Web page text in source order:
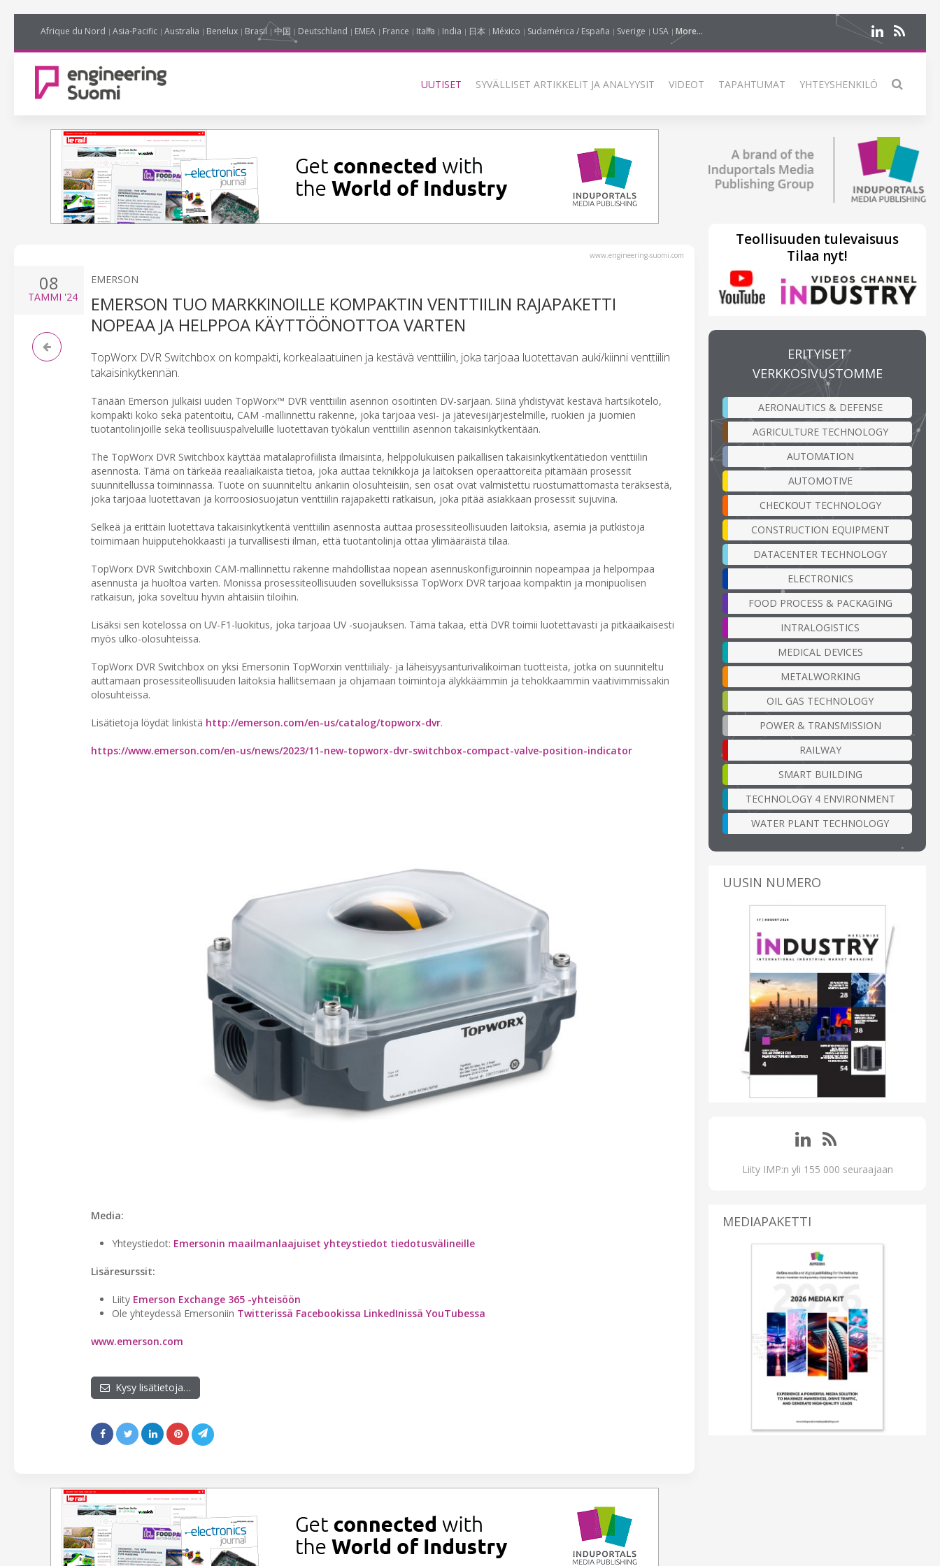
Afrique du Nord Asia-Pacific Australia Benelux Brasil 中国 Deutschland EMEA France Italia India 日本 México Sudamérica / España Sverige USA More...
UUTISET SYVÄLLISET ARTIKKELIT JA ANALYYSIT VIDEOT TAPAHTUMAT YHTEYSHENKILÖ
www.engineering-suomi.com
08
TAMMI '24
EMERSON
EMERSON TUO MARKKINOILLE KOMPAKTIN VENTTIILIN RAJAPAKETTI
NOPEAA JA HELPPOA KÄYTTÖÖNOTTOA VARTEN
TopWorx DVR Switchbox on kompakti, korkealaatuinen ja kestävä venttiilin, joka tarjoaa luotettavan auki/kiinni venttiilin
takaisinkytkennän.
Tänään Emerson julkaisi uuden TopWorx™ DVR venttiilin asennon osoitinten DV-sarjaan. Siinä yhdistyvät kestävä hartsikotelo,
kompakti koko sekä patentoitu, CAM -mallinnettu rakenne, joka tarjoaa vesi- ja jätevesijärjestelmille, ruokien ja juomien
tuotantolinjoille sekä teollisuuspalveluille luotettavan työkalun venttiilin asennon takaisinkytkentään.
The TopWorx DVR Switchbox käyttää matalaprofiilista ilmaisinta, helppolukuisen paikallisen takaisinkytkentätiedon venttiilin
asennosta. Tämä on tärkeää reaaliaikaista tietoa, joka auttaa teknikkoja ja laitoksen operaattoreita pitämään prosessit
suunnitellussa toiminnassa. Tuote on suunniteltu ankariin olosuhteisiin, sen osat ovat valmistettu ruostumattomasta teräksestä,
joka tarjoaa luotettavan ja korroosiosuojatun venttiilin rajapaketti ratkaisun, joka pitää asiakkaan prosessit sujuvina.
Selkeä ja erittäin luotettava takaisinkytkentä venttiilin asennosta auttaa prosessiteollisuuden laitoksia, asemia ja putkistoja
toimimaan huipputehokkaasti ja turvallisesti ilman, että tuotantolinja ottaa ylimääräistä tilaa.
TopWorx DVR Switchboxin CAM-mallinnettu rakenne mahdollistaa nopean asennuskonfiguroinnin nopeampaa ja helpompaa
asennusta ja huoltoa varten. Monissa prosessiteollisuuden sovelluksissa TopWorx DVR tarjoaa kompaktin ja monipuolisen
ratkaisun, joka soveltuu hyvin ahtaisiin tiloihin.
Lisäksi sen kotelossa on UV-F1-luokitus, joka tarjoaa UV -suojauksen. Tämä takaa, että DVR toimii luotettavasti ja pitkäaikaisesti
myös ulko-olosuhteissa.
TopWorx DVR Switchbox on yksi Emersonin TopWorxin venttiiliäly- ja läheisyysanturivalikoiman tuotteista, jotka on suunniteltu
auttamaan prosessiteollisuuden laitoksia hallitsemaan ja ohjamaan toimintoja älykkäämmin ja tehokkaammin vaativimmissakin
olosuhteissa.
Lisätietoja löydät linkistä http://emerson.com/en-us/catalog/topworx-dvr.
https://www.emerson.com/en-us/news/2023/11-new-topworx-dvr-switchbox-compact-valve-position-indicator
Media:
Yhteystiedot: Emersonin maailmanlaajuiset yhteystiedot tiedotusvälineille
Lisäresurssit:
Liity Emerson Exchange 365 -yhteisöön
Ole yhteydessä Emersoniin Twitterissä Facebookissa LinkedInissä YouTubessa
www.emerson.com
Kysy lisätietoja…
Teollisuuden tulevaisuus
Tilaa nyt!
ERITYISET
VERKKOSIVUSTOMME
AERONAUTICS & DEFENSE
AGRICULTURE TECHNOLOGY
AUTOMATION
AUTOMOTIVE
CHECKOUT TECHNOLOGY
CONSTRUCTION EQUIPMENT
DATACENTER TECHNOLOGY
ELECTRONICS
FOOD PROCESS & PACKAGING
INTRALOGISTICS
MEDICAL DEVICES
METALWORKING
OIL GAS TECHNOLOGY
POWER & TRANSMISSION
RAILWAY
SMART BUILDING
TECHNOLOGY 4 ENVIRONMENT
WATER PLANT TECHNOLOGY
UUSIN NUMERO
Liity IMP:n yli 155 000 seuraajaan
MEDIAPAKETTI